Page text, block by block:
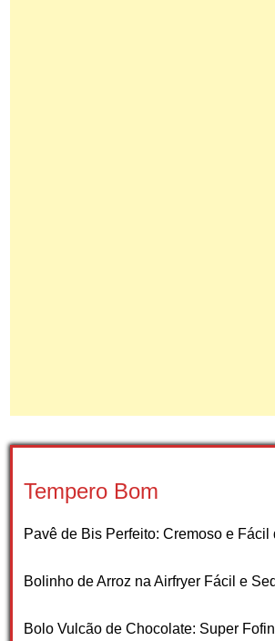
Tempero Bom
Pavê de Bis Perfeito: Cremoso e Fácil
Bolinho de Arroz na Airfryer Fácil e
Bolo Vulcão de Chocolate: Super